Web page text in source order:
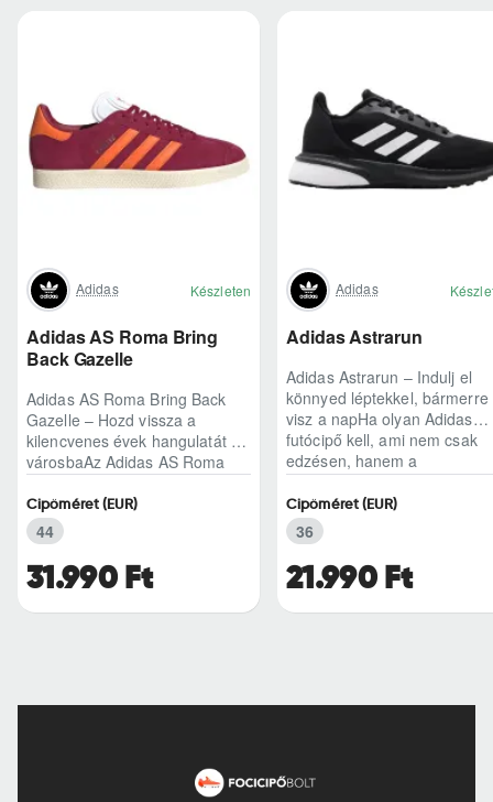
Adidas Készleten
Adidas AS Roma Bring
Back Gazelle
Adidas AS Roma Bring Back
Gazelle – Hozd vissza a
kilencvenes évek hangulatát a
városbaAz Adidas AS Roma
egyszerű sneaker, hane..
31.990 Ft
Cipőméret (EUR)
44
Adidas
Adidas Astrarun
Adidas Astrarun – Indulj el
könnyed léptekkel, bármerre
visz a napHa olyan Adidas
futócipő kell, ami nem csak
edzésen, hanem a
hétköznapokban is kénye..
21.990 Ft
Cipőméret (EUR)
36